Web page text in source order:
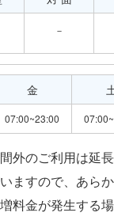
－
金
07:00~23:00
のご利用は延長
すので、あらか
料金が発生する